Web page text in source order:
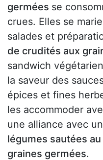
germées se
crues. Elles se
salades et
de crudités aux
sandwich
la saveur des
épices et fines
les accommoder
une alliance avec
légumes sautées
graines germées.